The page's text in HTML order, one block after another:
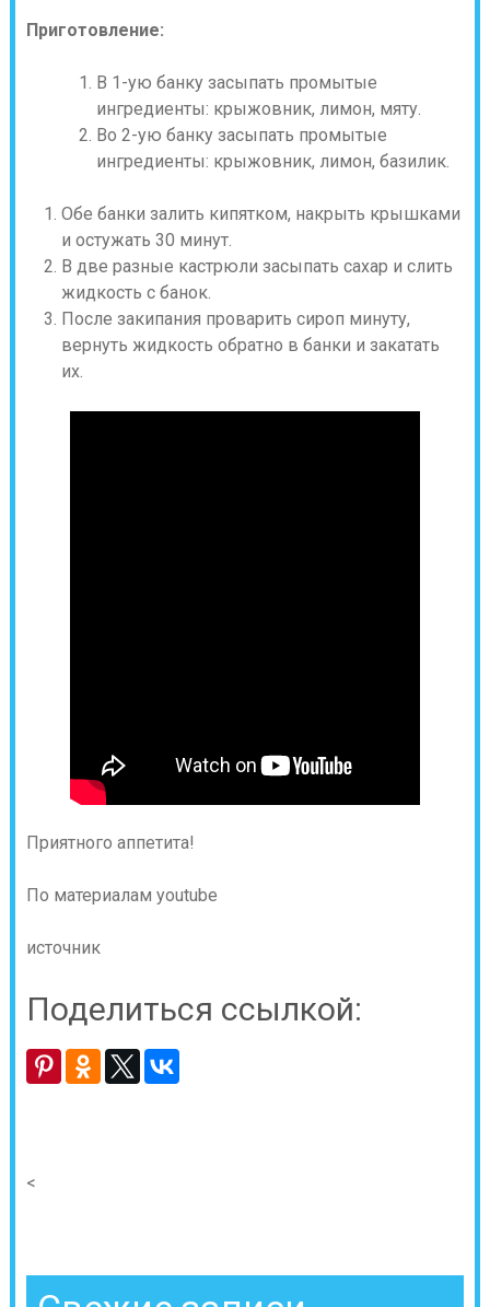
Приготовление:
В 1-ую банку засыпать промытые
ингредиенты: крыжовник, лимон, мяту.
Во 2-ую банку засыпать промытые
ингредиенты: крыжовник, лимон, базилик.
Обе банки залить кипятком, накрыть крышками
и остужать 30 минут.
В две разные кастрюли засыпать сахар и слить
жидкость с банок.
После закипания проварить сироп минуту,
вернуть жидкость обратно в банки и закатать
их.
Приятного аппетита!
По материалам youtube
источник
Поделиться ссылкой:
<